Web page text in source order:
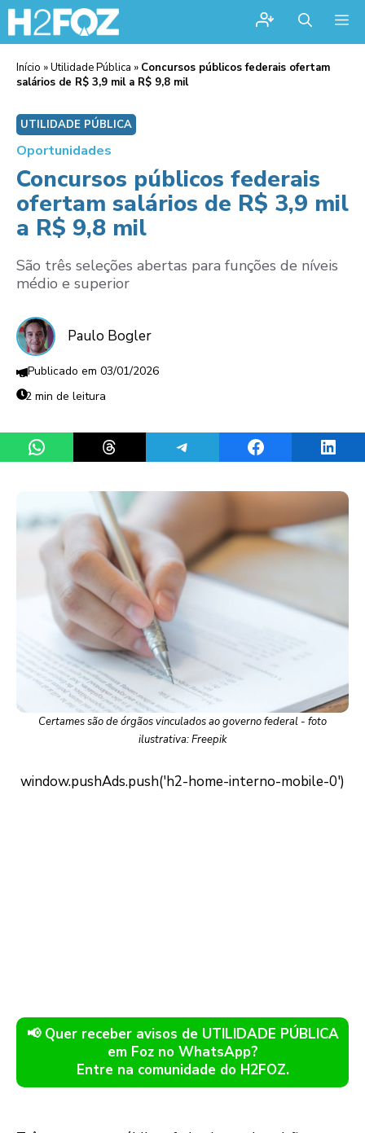
Início »Utilidade Pública » Concursos públicos federais ofertam
salários de R$ 3,9 mil a R$ 9,8 mil
UTILIDADE PÚBLICA
Oportunidades
Concursos públicos federais
ofertam salários de R$ 3,9 mil
a R$ 9,8 mil
São três seleções abertas para funções de níveis
médio e superior
Paulo Bogler
03/01/2026
2 min de leitura
Share on WhatsAppShare on ThreadsShare on TelegramShare on Facebook
Certames são de órgãos vinculados ao governo federal - foto
ilustrativa: Freepik
📢 Quer receber avisos de UTILIDADE PÚBLICA
em Foz no WhatsApp?
Entre na comunidade do H2FOZ.